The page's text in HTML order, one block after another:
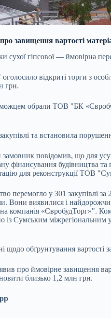
завищення вартості
сухої гіпсової — ймовірна
відкриті торги з
грн.
обрали ТОВ "БК
та встановила
замовник повідомив, що для
фінансування будівництва
для реконструкції ТОВ
перемогло у 301 закупівлі за
Вони виявилися і
компанія «ЄвробудТорг»".
із Сумським
щодо обґрунтування вартості
про ймовірне завищення
близько 1,2 млн грн.